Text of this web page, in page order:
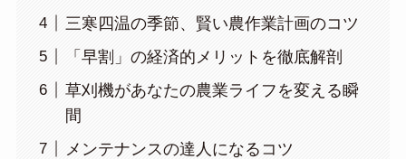
三寒四温の季節、賢い農作業計画のコツ
「早割」の経済的メリットを徹底解剖
草刈機があなたの農業ライフを変える瞬
間
メンテナンスの達人になるコツ